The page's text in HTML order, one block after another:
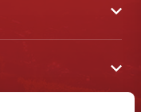
- CP 144 - 1964